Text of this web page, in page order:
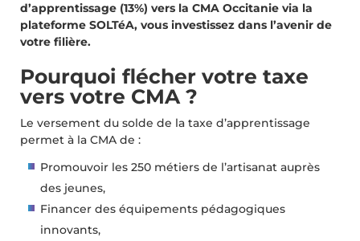
d’apprentissage (13%) vers la CMA Occitanie via la
plateforme SOLTéA, vous investissez dans l’avenir de
votre filière.
Pourquoi flécher votre taxe
vers votre CMA ?
Le versement du solde de la taxe d’apprentissage
permet à la CMA de :
Promouvoir les 250 métiers de l’artisanat auprès
des jeunes,
Financer des équipements pédagogiques
innovants,